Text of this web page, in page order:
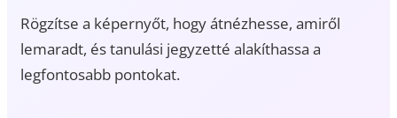
Rögzítse a képernyőt, hogy átnézhesse, amiről
lemaradt, és tanulási jegyzetté alakíthassa a
legfontosabb pontokat.